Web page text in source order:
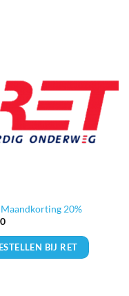
Maandkorting 20%
BIJ RET